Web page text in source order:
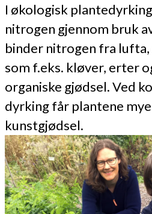
I økologisk
nitrogen gjennom bruk
binder nitrogen fra
som f.eks. kløver, erter
organiske gjødsel. Ved
dyrking får plantene
kunstgjødsel.